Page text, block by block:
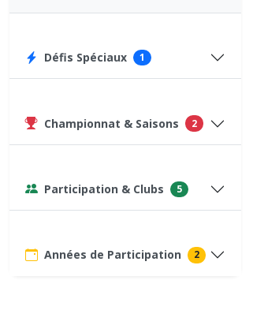
46:58
376
38:57
568
35:12
653
31:33
568
Défis Spéciaux 1
Championnat & Saisons 2
Participation & Clubs 5
Années de Participation 2